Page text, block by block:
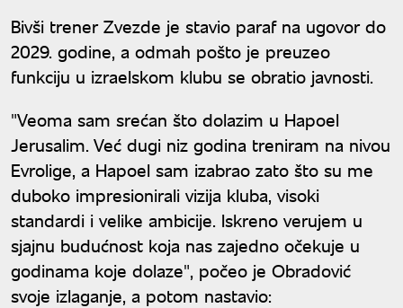
Bivši trener Zvezde je stavio paraf na ugovor do
2029. godine, a odmah pošto je preuzeo
funkciju u izraelskom klubu se obratio javnosti.
"Veoma sam srećan što dolazim u Hapoel
Jerusalim. Već dugi niz godina treniram na nivou
Evrolige, a Hapoel sam izabrao zato što su me
duboko impresionirali vizija kluba, visoki
standardi i velike ambicije. Iskreno verujem u
sjajnu budućnost koja nas zajedno očekuje u
godinama koje dolaze", počeo je Obradović
svoje izlaganje, a potom nastavio: